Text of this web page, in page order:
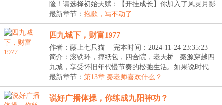
险！请选择初始天赋：【开挂成长】你加入了风灵月影
宗。...
最新章节： 抱歉，写不动了
四九城下，财富1977
作者：藤上七只猫
完本时间：2024-11-24 23:35:23
简介：滚铁环，摔纸包，四合院，老天桥...秦源穿越四
九城，享受怀旧年代慢节奏的松弛生活。如果说时代
的...
最新章节： 第13章 秦老师喜欢什么？
说好广播体操，你练成九阳神功？